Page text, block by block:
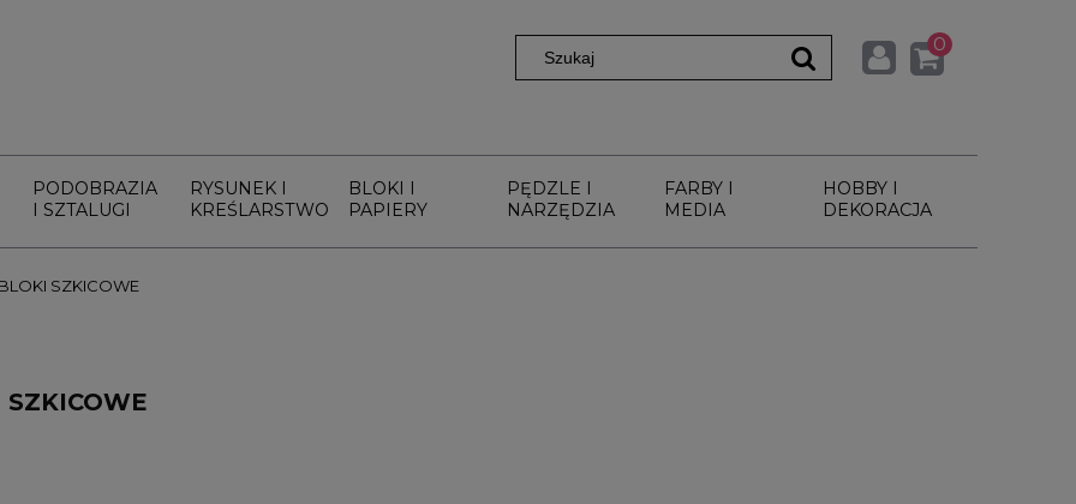
0
PODOBRAZIA
I SZTALUGI
RYSUNEK I
KREŚLARSTWO
BLOKI I
PAPIERY
PĘDZLE I
NARZĘDZIA
FARBY I
MEDIA
HOBBY I
DEKORACJA
SZKICOWE